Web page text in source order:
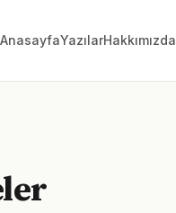
AnasayfaYazılarHakkımızda